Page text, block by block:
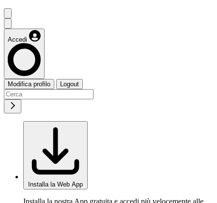
Accedi
Modifica profilo Logout
Installa la Web App